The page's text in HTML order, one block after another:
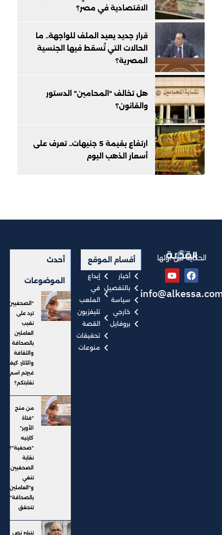
الاقتصادية في مصر؟
قرار جديد يعيد الملف للواجهة.. ما
الحالات التي تُسقط فيها الجنسية
المصرية؟
هل تخالف "المحامين" الدستور
والقانون؟
ارتفاع بقيمة 5 جنيهات.. تعرف على
أسعار الذهب اليوم
الحكاية من أولها أقسام الموقع
أخبار
بالتفصيل
سياسة
خارجي
بروفايل
إبداع
في
الملعب
تليفزيون
القصة
تحقيقات
منوعات
أحدث
الموضوعات
"الصحفيين"
ترد على
نقيب
العاملين
بالصحافة
والثقافة
والآثار: كيف
غيرتم اسم
نقابتكم؟
من منح
"فتاة
الأوبر"
كارنيه
"صحفية"؟..
نقابة
الصحفيين
تنفي
و"العاملين
بالصحافة"
تتحقق
ننشر نص